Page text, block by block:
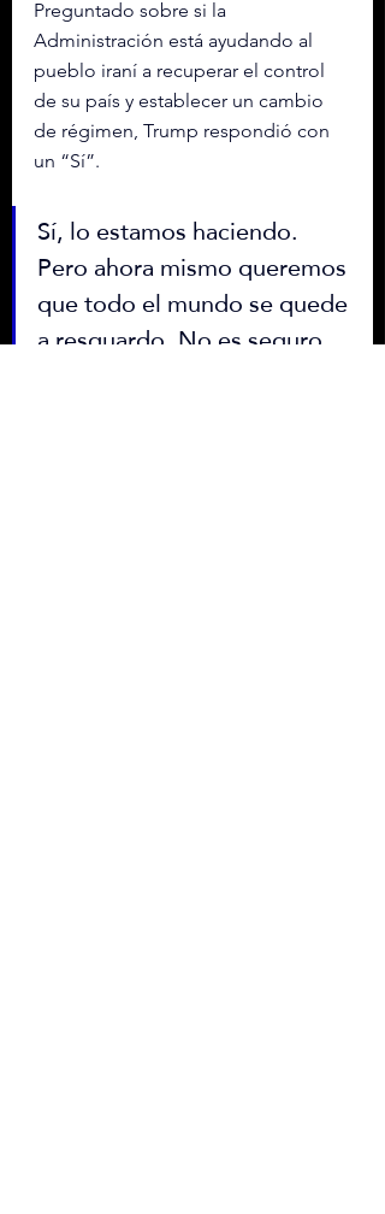
Preguntado sobre si la
Administración está ayudando al
pueblo iraní a recuperar el control
de su país y establecer un cambio
de régimen, Trump respondió con
un “Sí”.
Sí, lo estamos haciendo.
Pero ahora mismo queremos
que todo el mundo se quede
a resguardo. No es seguro